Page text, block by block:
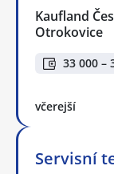
Kaufland
Otrokovice
33 000 –
včerejší
Servisní